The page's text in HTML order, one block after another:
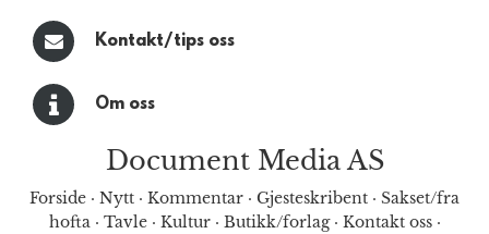
Kontakt/tips oss
Om oss
Document Media AS
Forside · Nytt · Kommentar · Gjesteskribent · Sakset/fra
hofta· Tavle· Kultur· Butikk/forlag· Kontakt oss·